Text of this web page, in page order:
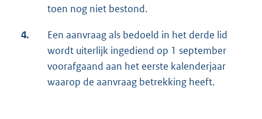
toen nog niet bestond.
4.
Een aanvraag als bedoeld in het derde lid
wordt uiterlijk ingediend op 1 september
voorafgaand aan het eerste kalenderjaar
waarop de aanvraag betrekking heeft.